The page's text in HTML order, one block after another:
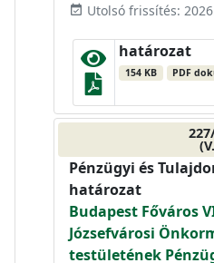
event_available Utolsó frissítés:
határozat
154 KB PDF
Pénzügyi és
határozat
Budapest Főváros
Józsefvárosi
testületének